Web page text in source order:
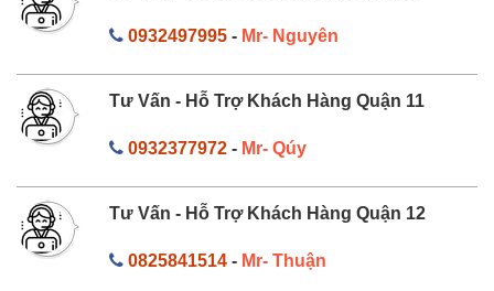
0932497995- Mr- Nguyên
Tư Vấn - Hỗ Trợ Khách Hàng Quận 11
0932377972- Mr- Qúy
Tư Vấn - Hỗ Trợ Khách Hàng Quận 12
0825841514- Mr- Thuận